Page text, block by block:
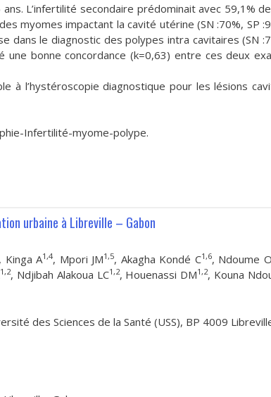
L’infertilité secondaire prédominait avec 59,1%
myomes impactant la cavité utérine (SN :70%, SP
dans le diagnostic des polypes intra cavitaires (SN
une bonne concordance (k=0,63) entre ces deux
à l’hystéroscopie diagnostique pour les lésions
Infertilité-myome-polype.
urbaine à Libreville – Gabon
, Kinga A1,4, Mpori JM1,5, Akagha Kondé C1,6, Ndoume
1,2, Ndjibah Alakoua LC1,2, Houenassi DM1,2, Kouna
des Sciences de la Santé (USS), BP 4009